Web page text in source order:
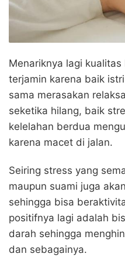
Menariknya lagi
terjamin karena baik
sama merasakan
seketika hilang, baik
kelelahan berdua
karena macet di jalan.
Seiring stress yang
maupun suami juga
sehingga bisa
positifnya lagi adalah
darah sehingga
dan sebagainya.